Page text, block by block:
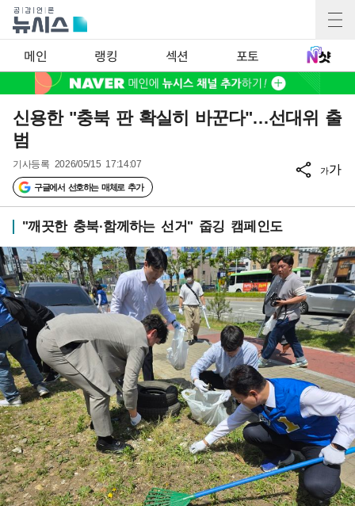
메인 랭킹 섹션 포토
신용한 "충북 판 확실히 바꾼다"…선대위 출
범
기사등록 2026/05/15 17:14:07
구글에서 선호하는 매체로 추가
가가
"깨끗한 충북·함께하는 선거" 줍깅 캠페인도